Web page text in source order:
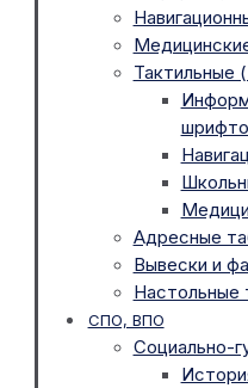
Тактильные
Адресные
Вывески и
Настольные
СПО, ВПО
Социально-